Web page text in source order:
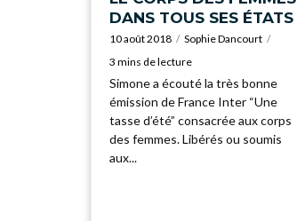
DANS TOUS SES ÉTATS
10 août 2018
Sophie Dancourt
3 mins de lecture
Simone a écouté la très bonne
émission de France Inter “Une
tasse d’été” consacrée aux corps
des femmes. Libérés ou soumis
aux...